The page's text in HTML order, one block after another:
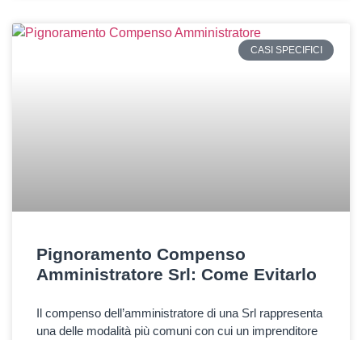
CASI SPECIFICI
Pignoramento Compenso
Amministratore Srl: Come Evitarlo
Il compenso dell’amministratore di una Srl rappresenta
una delle modalità più comuni con cui un imprenditore